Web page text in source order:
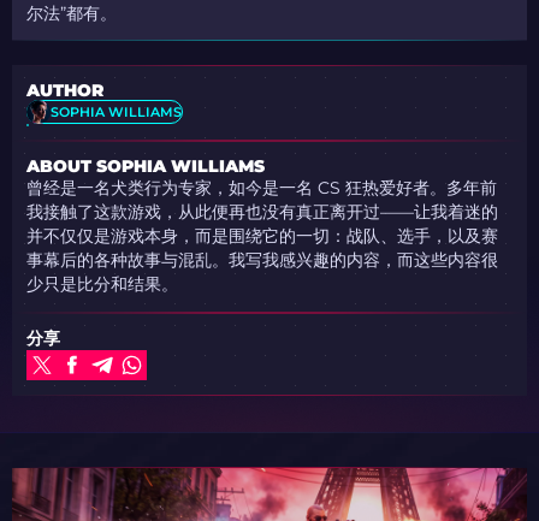
尔法”都有。
AUTHOR
SOPHIA WILLIAMS
ABOUT SOPHIA WILLIAMS
曾经是一名犬类行为专家，如今是一名 CS 狂热爱好者。多年前
我接触了这款游戏，从此便再也没有真正离开过——让我着迷的
并不仅仅是游戏本身，而是围绕它的一切：战队、选手，以及赛
事幕后的各种故事与混乱。我写我感兴趣的内容，而这些内容很
少只是比分和结果。
分享